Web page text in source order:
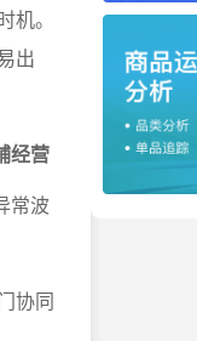
。
出
经营
常波
协同